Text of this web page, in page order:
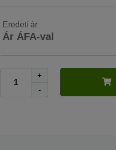
Eredeti ár
Ár ÁFA-val
+
-